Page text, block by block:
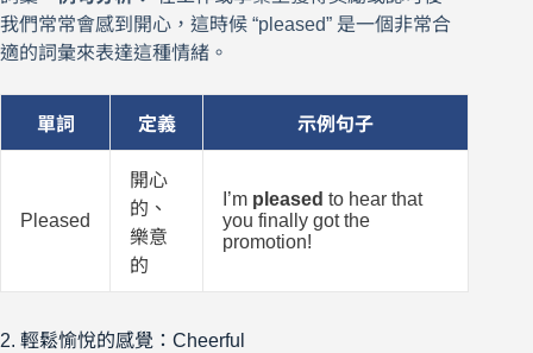
我們常常會感到開心，這時候 “pleased” 是一個非常合
適的詞彙來表達這種情緒。
單詞 定義 示例句子
Pleased
開心
的、
樂意
的
I’m pleased to hear that
you finally got the
promotion!
2. 輕鬆愉悅的感覺：Cheerful